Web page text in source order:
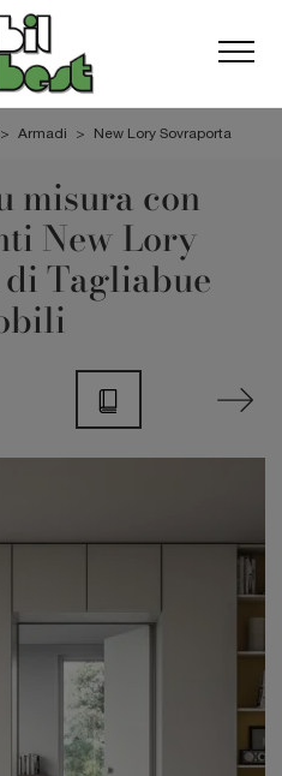
> Armadi > New Lory Sovraporta
misura con
New Lory
Tagliabue